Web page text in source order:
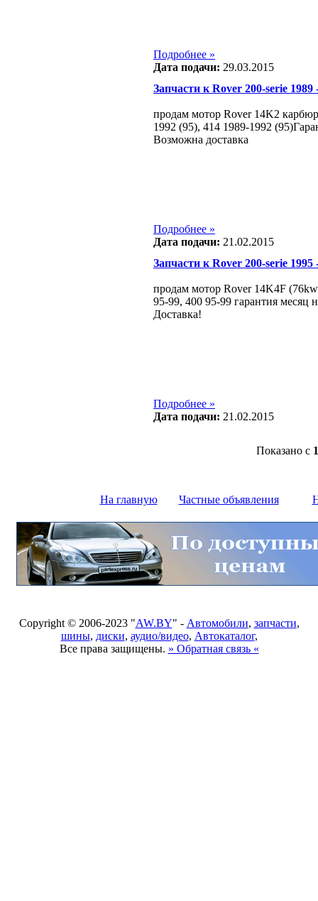
Подробнее »
Дата подачи: 29.03.2015
Запчасти к Rover 200-serie
продам мотор Rover 14K2
1992 (95), 414 1989-1992
Возможна доставка
Подробнее »
Дата подачи: 21.02.2015
Запчасти к Rover 200-serie 1995
продам мотор Rover 14K4F
95-99, 400 95-99 гарантия месяц
Доставка!
Подробнее »
Дата подачи: 21.02.2015
Показано с 1
На главную Частные объявления
Copyright © 2006-2023 "AW.BY" - Автомобили, запчасти,
шины, диски, аудио/видео, Автокаталог,
Все права защищены. » Обратная связь «